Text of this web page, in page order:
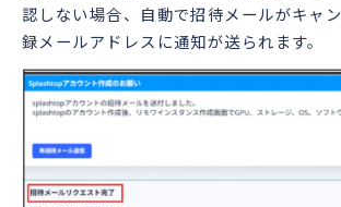
認しない場合、自動で招待メールがキャ
録メールアドレスに通知が送られます。